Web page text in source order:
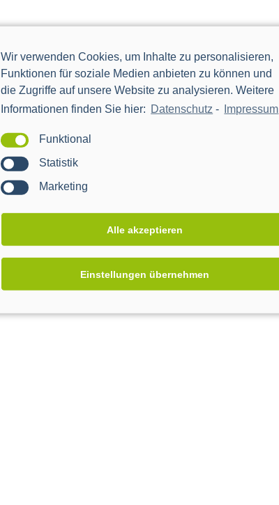
Wir verwenden Cookies, um Inhalte zu personalisieren,
Funktionen für soziale Medien anbieten zu können und
die Zugriffe auf unsere Website zu analysieren. Weitere
Informationen finden Sie hier: Datenschutz - Impressum
Funktional
Statistik
Marketing
Alle akzeptieren
Einstellungen übernehmen